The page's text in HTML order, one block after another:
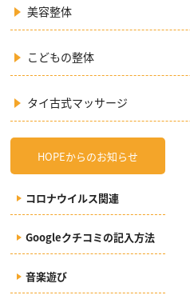
美容整体
こどもの整体
タイ古式マッサージ
HOPEからのお知らせ
コロナウイルス関連
Googleクチコミの記入方法
音楽遊び